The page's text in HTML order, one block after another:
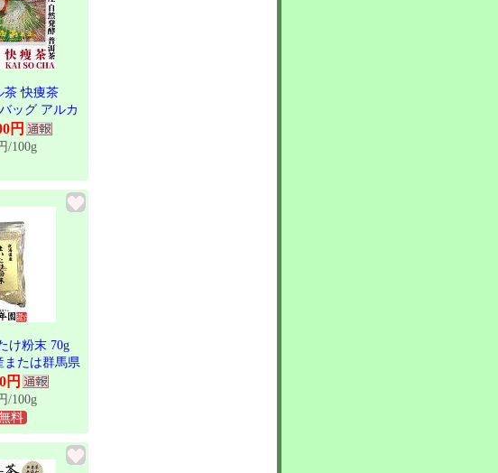
茶 快痩茶
ッグ アルカ
株式会社 群馬
酵茶 プアー
あるちゃ 美
年間限定輸
えるロングセ
茶
円
/100g
け粉末 70g
または群馬県
タケ 舞茸 パ
舞茸茶 まい
サプリメント
レゼント 母
内祝い お返
円
/100g
料